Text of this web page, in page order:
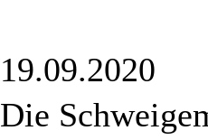
19.09.2020
Die